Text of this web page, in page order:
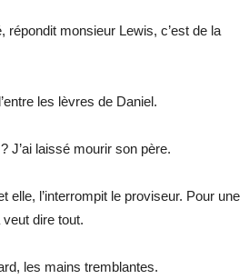
répondit monsieur Lewis, c’est de la
les lèvres de Daniel.
laissé mourir son père.
l’interrompit le proviseur. Pour une
dire tout.
les mains tremblantes.